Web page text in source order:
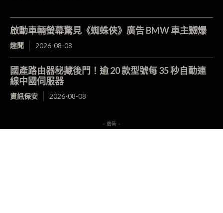
啟動車輛螢幕驚見《蜘蛛俠》廣告 BMW 車主嬲爆
趣聞 2026-08-08
國產路由器秘藏後門！逾 20 款型號每 35 秒自動連
線中國伺服器
資訊保安 2026-08-08
- 廣告 -